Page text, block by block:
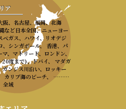
ア
阪、名古屋、福岡、北海
など日本全国、ニューヨー
ベガス、ハワイ、リオデジ
、シンガポール、 香港、パ
マ、マドリード、ロンドン、
20度まで)、ドバイ、 マダガ
ガンジス川沿い、ロッキー
カリブ海のビーチ、 ………
全域